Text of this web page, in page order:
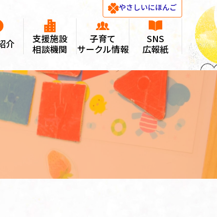
やさしいにほんご
介
支援施設
相談機関
子育て
サークル情報
SNS
広報紙